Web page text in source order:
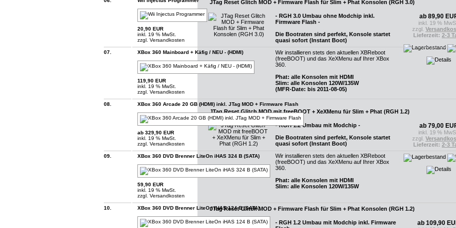
20,90 EUR
inkl. 19 % MwSt.
zzgl. Versandkosten
07. XBox 360 Mainboard + Käfig / NEU - (HDMI)
119,90 EUR
inkl. 19 % MwSt.
zzgl. Versandkosten
08. XBox 360 Arcade 20 GB (HDMI) inkl. JTag MOD + Firmware Flash
ab 329,90 EUR
inkl. 19 % MwSt.
zzgl. Versandkosten
09. XBox 360 DVD Brenner LiteOn iHAS 324 B (SATA)
59,90 EUR
inkl. 19 % MwSt.
zzgl. Versandkosten
10. XBox 360 DVD Brenner LiteOn iHAS 124 B (SATA)
JTag Reset Glitch MOD + Firmware Flash für Slim + Phat Konsolen (RGH 3.0)
- RGH 3.0 Umbau ohne Modchip inkl.
Firmware Flash -
Die Bootraten sind perfekt, Konsole startet
quasi sofort (Instant Boot)
Wir installieren stets den aktuellen XBReboot
(freeBOOT) und das XeXMenu auf Ihrer XBox
360.
Phat: alle Konsolen mit HDMI
Slim: alle Konsolen 120W/135W
(MFR-Date: bis 2011-08-05)
ab 89,90
inkl. 19 %
zzgl.
Lieferzeit: 2-3
JTag Reset Glitch MOD mit freeBOOT + XeXMenu für Slim + Phat (RGH 1.2)
- RGH 1.2 Umbau mit Modchip -
Die Bootraten sind perfekt, Konsole startet
quasi sofort (Instant Boot)
Wir installieren stets den aktuellen XBReboot
(freeBOOT) und das XeXMenu auf Ihrer XBox
360.
Phat: alle Konsolen mit HDMI
Slim: alle Konsolen 120W/135W
ab 79,00
inkl. 19 %
zzgl.
Lieferzeit: 2-3
JTag Reset Glitch MOD + Firmware Flash für Slim + Phat Konsolen (RGH 1.2)
- RGH 1.2 Umbau mit Modchip inkl. Firmware
ab 109,90